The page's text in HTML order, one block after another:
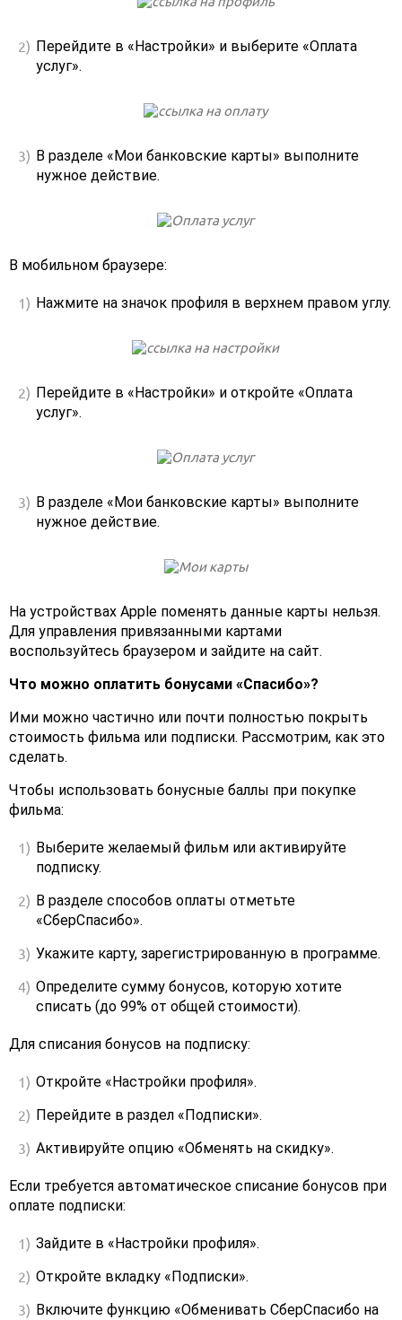
Перейдите в «Настройки» и выберите «Оплата
услуг».
В разделе «Мои банковские карты» выполните
нужное действие.
В мобильном браузере:
Нажмите на значок профиля в верхнем правом углу.
Перейдите в «Настройки» и откройте «Оплата
услуг».
В разделе «Мои банковские карты» выполните
нужное действие.
На устройствах Apple поменять данные карты нельзя.
Для управления привязанными картами
воспользуйтесь браузером и зайдите на сайт.
Что можно оплатить бонусами «Спасибо»?
Ими можно частично или почти полностью покрыть
стоимость фильма или подписки. Рассмотрим, как это
сделать.
Чтобы использовать бонусные баллы при покупке
фильма:
Выберите желаемый фильм или активируйте
подписку.
В разделе способов оплаты отметьте
«СберСпасибо».
Укажите карту, зарегистрированную в программе.
Определите сумму бонусов, которую хотите
списать (до 99% от общей стоимости).
Для списания бонусов на подписку:
Откройте «Настройки профиля».
Перейдите в раздел «Подписки».
Активируйте опцию «Обменять на скидку».
Если требуется автоматическое списание бонусов при
оплате подписки:
Зайдите в «Настройки профиля».
Откройте вкладку «Подписки».
Включите функцию «Обменивать СберСпасибо на